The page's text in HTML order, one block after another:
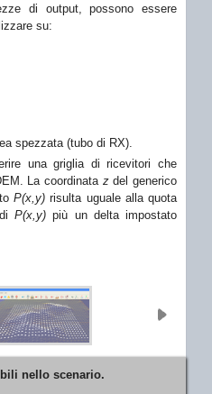
di output, possono essere
su:
spezzata (tubo di RX).
una griglia di ricevitori che
La coordinata zdel generico
P(x,y) risulta uguale alla quota
diP(x,y) più un delta impostato
nello scenario.